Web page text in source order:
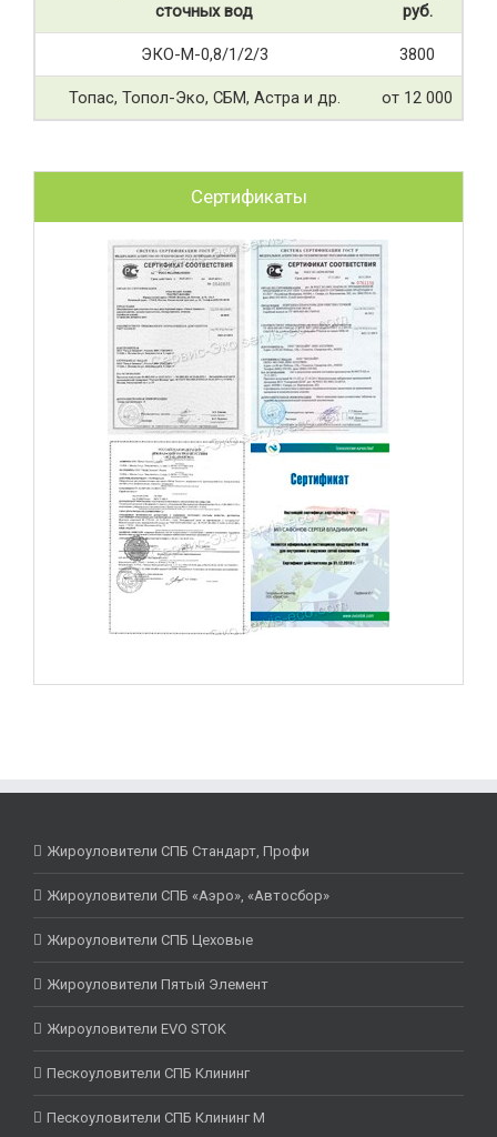
сточных вод
руб.
ЭКО-М-0,8/1/2/3 3800
Топас, Топол-Эко, СБМ, Астра и др. от 12 000
Сертификаты
Жироуловители СПБ Стандарт, Профи
Жироуловители СПБ «Аэро», «Автосбор»
Жироуловители СПБ Цеховые
Жироуловители Пятый Элемент
Жироуловители EVO STOK
Пескоуловители СПБ Клининг
Пескоуловители СПБ Клининг М